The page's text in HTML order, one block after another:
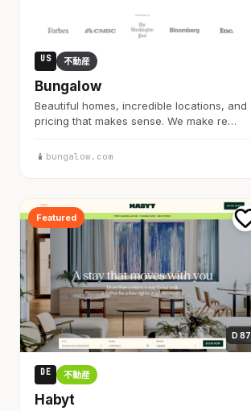
US 不動産
Bungalow
Beautiful homes, incredible locations, and
pricing that makes sense. We make re…
bungalow.com
Featured
D 87
DE 不動産
Habyt